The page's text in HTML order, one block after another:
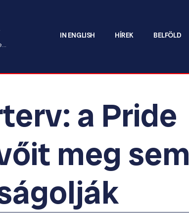
IN ENGLISH HÍREK BELFÖLD
a Pride
meg sem